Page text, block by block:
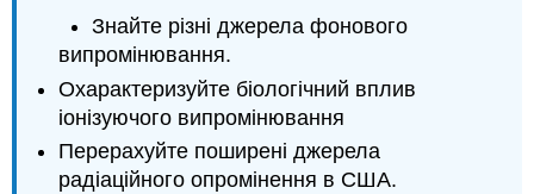
Знайте різні джерела фонового
випромінювання.
Охарактеризуйте біологічний вплив
іонізуючого випромінювання
Перерахуйте поширені джерела
радіаційного опромінення в США.